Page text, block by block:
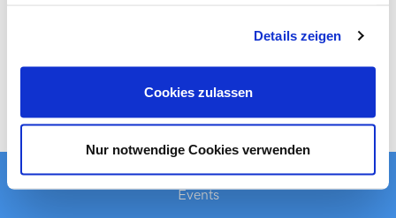
Details zeigen
Cookies zulassen
Nur notwendige Cookies verwenden
Events